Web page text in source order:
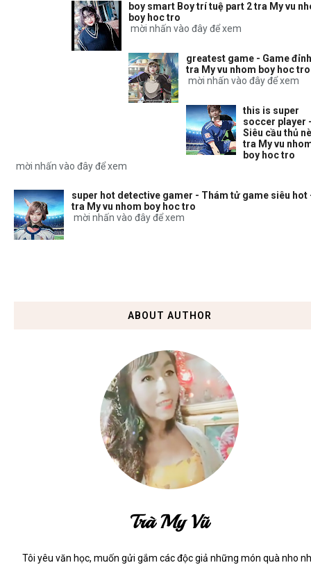
boy smart Boy trí tuệ part 2 tra My vu
boy hoc tro
mời nhấn vào đây để xem
greatest game - Game
tra My vu nhom boy hoc tro
mời nhấn vào đây để xem
this is super
soccer player
Siêu cầu thủ
tra My vu
boy hoc tro
mời nhấn vào đây để xem
super hot detective gamer - Thám tử game siêu hot
tra My vu nhom boy hoc tro
mời nhấn vào đây để xem
ABOUT AUTHOR
Trà My Vũ
Tôi yêu văn học, muốn gửi gắm các độc giả những món quà nho